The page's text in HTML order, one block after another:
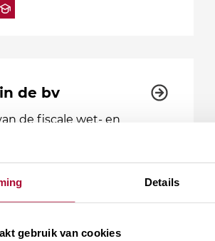
Details
gebruik van cookies
de bv
de fiscale wet- en
ontwikkelt zich in een rap
basismodule ‘Inbreng in
Academy leer je alle
kennen.…
Datum mogelijkheden: 2